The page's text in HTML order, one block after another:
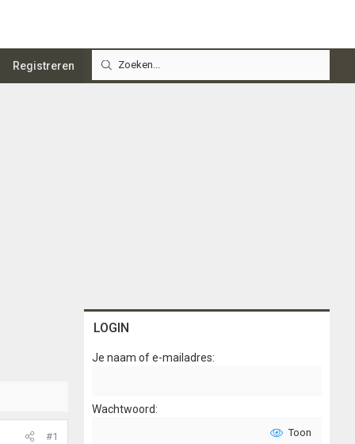
Registreren
#1
LOGIN
Je naam of e-mailadres
Wachtwoord
Toon